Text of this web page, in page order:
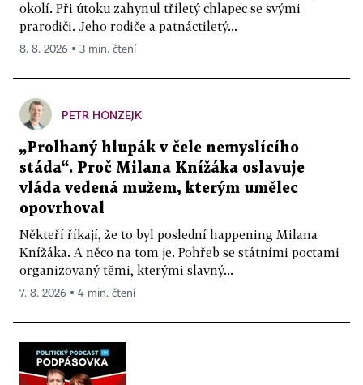
okolí. Při útoku zahynul tříletý chlapec se svými
prarodiči. Jeho rodiče a patnáctiletý...
8. 8. 2026 ▪ 3 min. čtení
PETR HONZEJK
„Prolhaný hlupák v čele nemyslícího
stáda“. Proč Milana Knížáka oslavuje
vláda vedená mužem, kterým umělec
opovrhoval
Někteří říkají, že to byl poslední happening Milana
Knížáka. A něco na tom je. Pohřeb se státními poctami
organizovaný těmi, kterými slavný...
7. 8. 2026 ▪ 4 min. čtení